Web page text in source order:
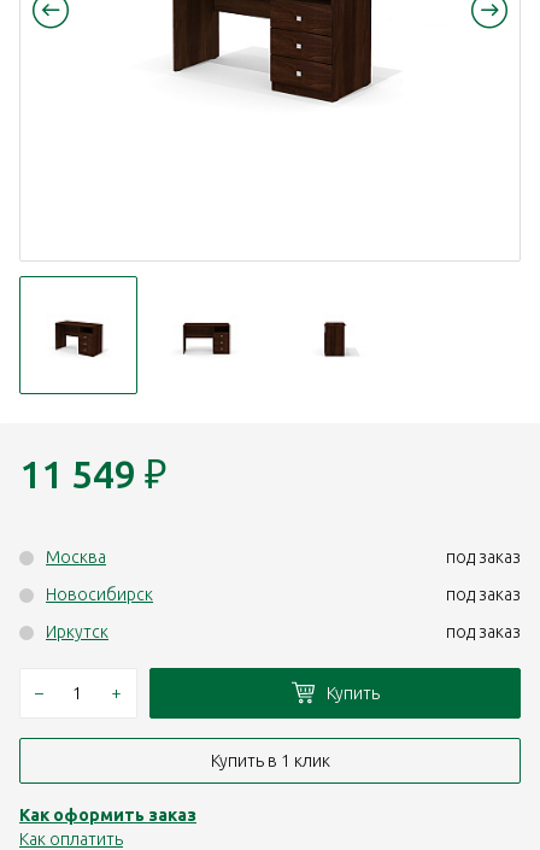
11 549 ₽
Москва
под заказ
Новосибирск
под заказ
Иркутск
под заказ
– + Купить
Купить в 1 клик
Как оформить заказ
Как оплатить